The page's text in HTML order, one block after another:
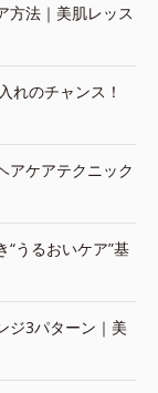
方法｜美肌レッス
れのチャンス！
アケアテクニック
うるおいケア”基
ジ3パターン｜美